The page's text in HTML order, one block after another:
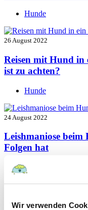
Wir verwenden
Hunde
26 August 2022
Reisen mit Hund
ist zu achten?
Hunde
24 August 2022
Leishmaniose
Folgen hat
Hunde
22 August 2022